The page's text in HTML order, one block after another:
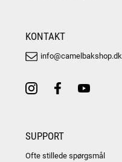
KONTAKT
info@camelbakshop.dk
SUPPORT
Ofte stillede spørgsmål